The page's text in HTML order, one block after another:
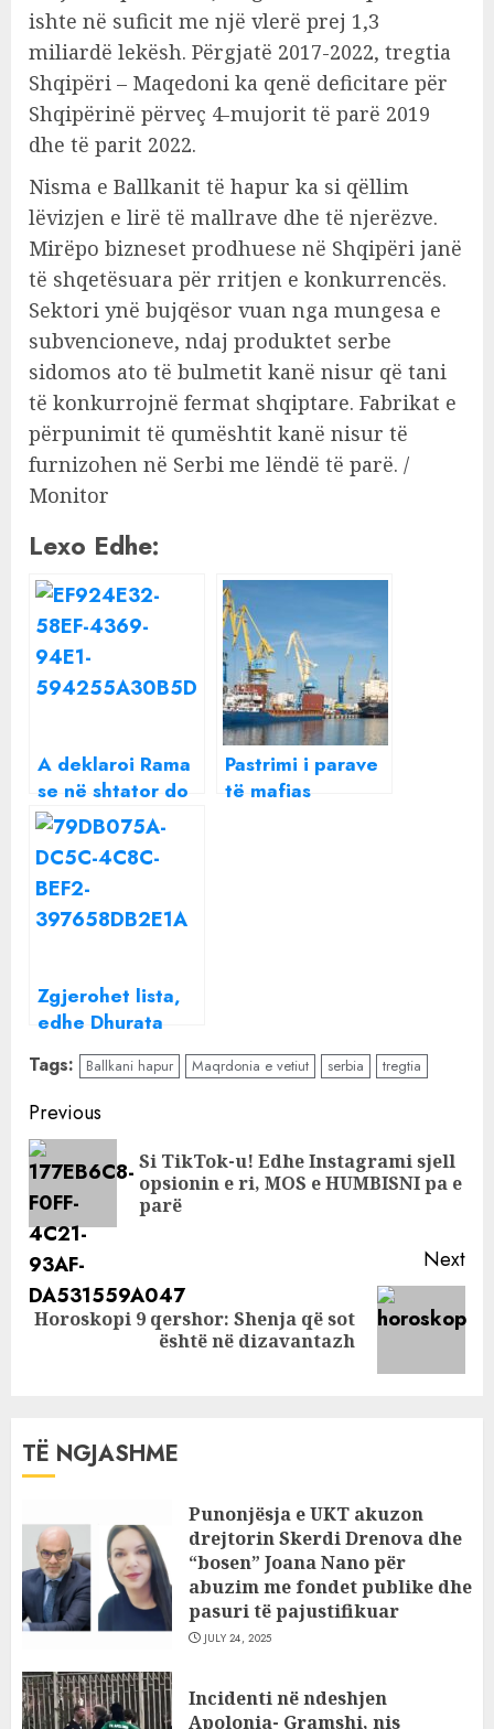
ishte në suficit me një vlerë prej 1,3
miliardë lekësh. Përgjatë 2017-2022, tregtia
Shqipëri – Maqedoni ka qenë deficitare për
Shqipërinë përveç 4-mujorit të parë 2019
dhe të parit 2022.
Nisma e Ballkanit të hapur ka si qëllim
lëvizjen e lirë të mallrave dhe të njerëzve.
Mirëpo bizneset prodhuese në Shqipëri janë
të shqetësuara për rritjen e konkurrencës.
Sektori ynë bujqësor vuan nga mungesa e
subvencioneve, ndaj produktet serbe
sidomos ato të bulmetit kanë nisur që tani
të konkurrojnë fermat shqiptare. Fabrikat e
përpunimit të qumështit kanë nisur të
furnizohen në Serbi me lëndë të parë. /
Monitor
Lexo Edhe:
A deklaroi Rama
se në shtator do
të rrëzojë Albin
Kurtin nga
pushteti? Ali
Ahmeti zbulon
bisedën me
“Open Balkan”
Pastrimi i parave
të mafias
Zgjerohet lista,
edhe Dhurata
Çupi kundër
Bashës: Jep
dorëheqjen
Tags: Ballkani hapur Maqrdonia e vetiut serbia tregtia
Continue
Reading
Previous
Si TikTok-u! Edhe Instagrami sjell
opsionin e ri, MOS e HUMBISNI pa e
parë
Next
Next
Horoskopi 9 qershor: Shenja që sot
është në dizavantazh
TË NGJASHME
Punonjësja e UKT akuzon
drejtorin Skerdi Drenova dhe
“bosen” Joana Nano për
abuzim me fondet publike dhe
pasuri të pajustifikuar
JULY 24, 2025
Incidenti në ndeshjen
Apolonia- Gramshi, nis